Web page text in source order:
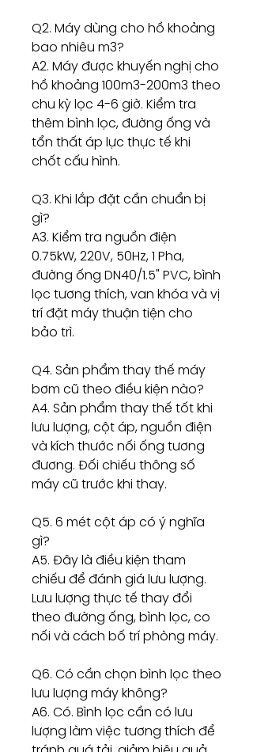
Q2. Máy dùng cho hồ khoảng
bao nhiêu m3?
A2. Máy được khuyến nghị cho
hồ khoảng 100m3-200m3 theo
chu kỳ lọc 4-6 giờ. Kiểm tra
thêm bình lọc, đường ống và
tổn thất áp lực thực tế khi
chốt cấu hình.
Q3. Khi lắp đặt cần chuẩn bị
gì?
A3. Kiểm tra nguồn điện
0.75kW, 220V, 50Hz, 1 Pha,
đường ống DN40/1.5" PVC, bình
lọc tương thích, van khóa và vị
trí đặt máy thuận tiện cho
bảo trì.
Q4. Sản phẩm thay thế máy
bơm cũ theo điều kiện nào?
A4. Sản phẩm thay thế tốt khi
lưu lượng, cột áp, nguồn điện
và kích thước nối ống tương
đương. Đối chiếu thông số
máy cũ trước khi thay.
Q5. 6 mét cột áp có ý nghĩa
gì?
A5. Đây là điều kiện tham
chiếu để đánh giá lưu lượng.
Lưu lượng thực tế thay đổi
theo đường ống, bình lọc, co
nối và cách bố trí phòng máy.
Q6. Có cần chọn bình lọc theo
lưu lượng máy không?
A6. Có. Bình lọc cần có lưu
lượng làm việc tương thích để